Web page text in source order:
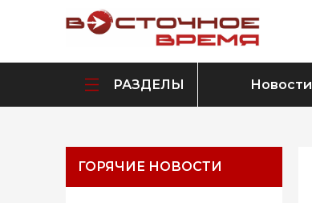
РАЗДЕЛЫ Новости
ГОРЯЧИЕ НОВОСТИ